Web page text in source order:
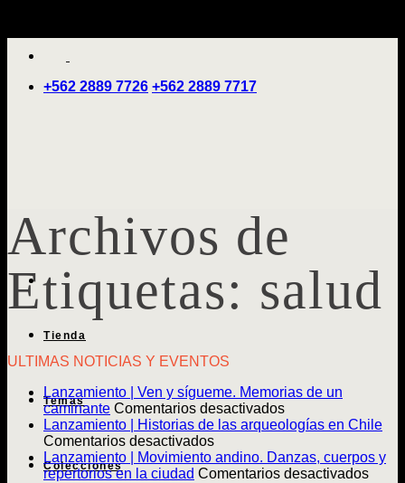
+562 2889 7726 +562 2889 7717
Tienda
Temas
Colecciones
Archivos de
Etiquetas: salud
ULTIMAS NOTICIAS Y EVENTOS
Lanzamiento | Ven y sígueme. Memorias de un
caminante Comentarios desactivadosen
Lanzamiento
Ven
y
Lanzamiento | Historias de las arqueologías en Chile
Comentarios desactivadosen
Lanzamiento
|
Lanzamiento | Movimiento andino. Danzas, cuerpos y
repertorios en la ciudad Comentarios desactivadosen